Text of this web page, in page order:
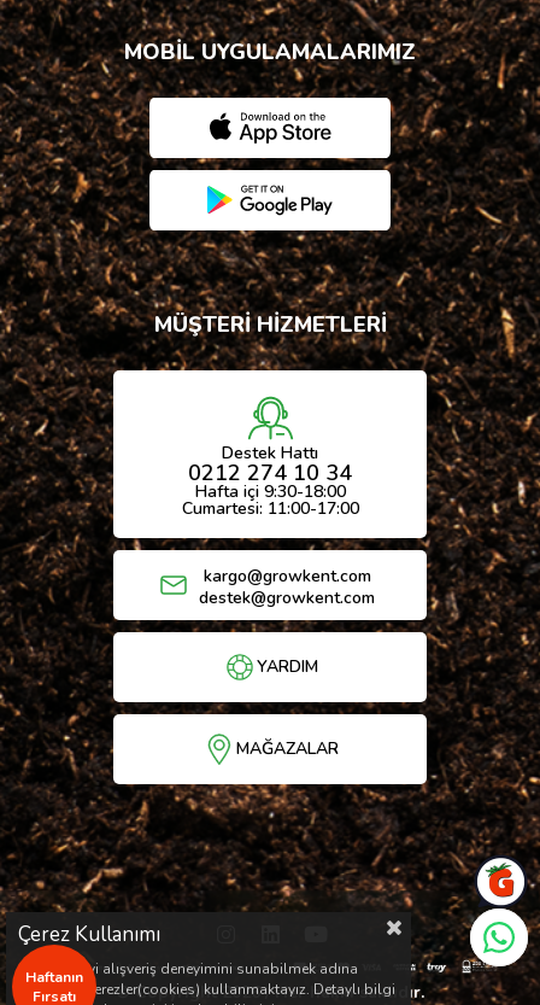
MOBİL UYGULAMALARIMIZ
MÜŞTERİ HİZMETLERİ
Destek Hattı
0212 274 10 34
Hafta içi 9:30-18:00
Cumartesi: 11:00-17:00
kargo@growkent.com
destek@growkent.com
YARDIM
MAĞAZALAR
Haftanın
Fırsatı
© Copyright 2026 / Her hakkı saklıdır.
Çerez Kullanımı
Sizlere en iyi alışveriş deneyimini sunabilmek adına
sitemizde çerezler(cookies) kullanmaktayız. Detaylı bilgi